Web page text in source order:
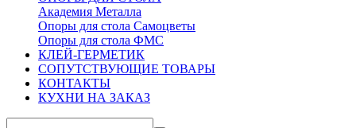
Академия Металла
Опоры для стола Самоцветы
Опоры для стола ФМС
КЛЕЙ-ГЕРМЕТИК
СОПУТСТВУЮЩИЕ ТОВАРЫ
КОНТАКТЫ
КУХНИ НА ЗАКАЗ